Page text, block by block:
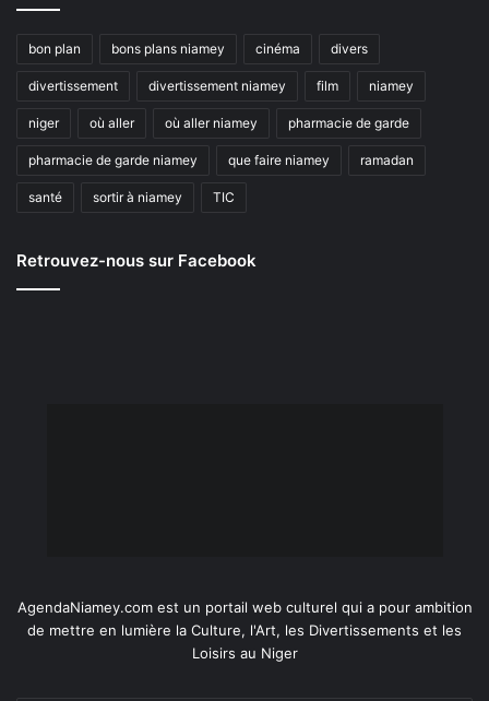
bon plan bons plans niamey cinéma divers
divertissement divertissement niamey film niamey
niger où aller où aller niamey pharmacie de garde
pharmacie de garde niamey que faire niamey ramadan
santé sortir à niamey TIC
Retrouvez-nous sur Facebook
AgendaNiamey.com est un portail web culturel qui a pour ambition
de mettre en lumière la Culture, l'Art, les Divertissements et les
Loisirs au Niger